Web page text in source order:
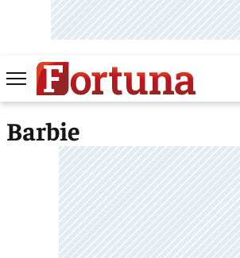
Barbie